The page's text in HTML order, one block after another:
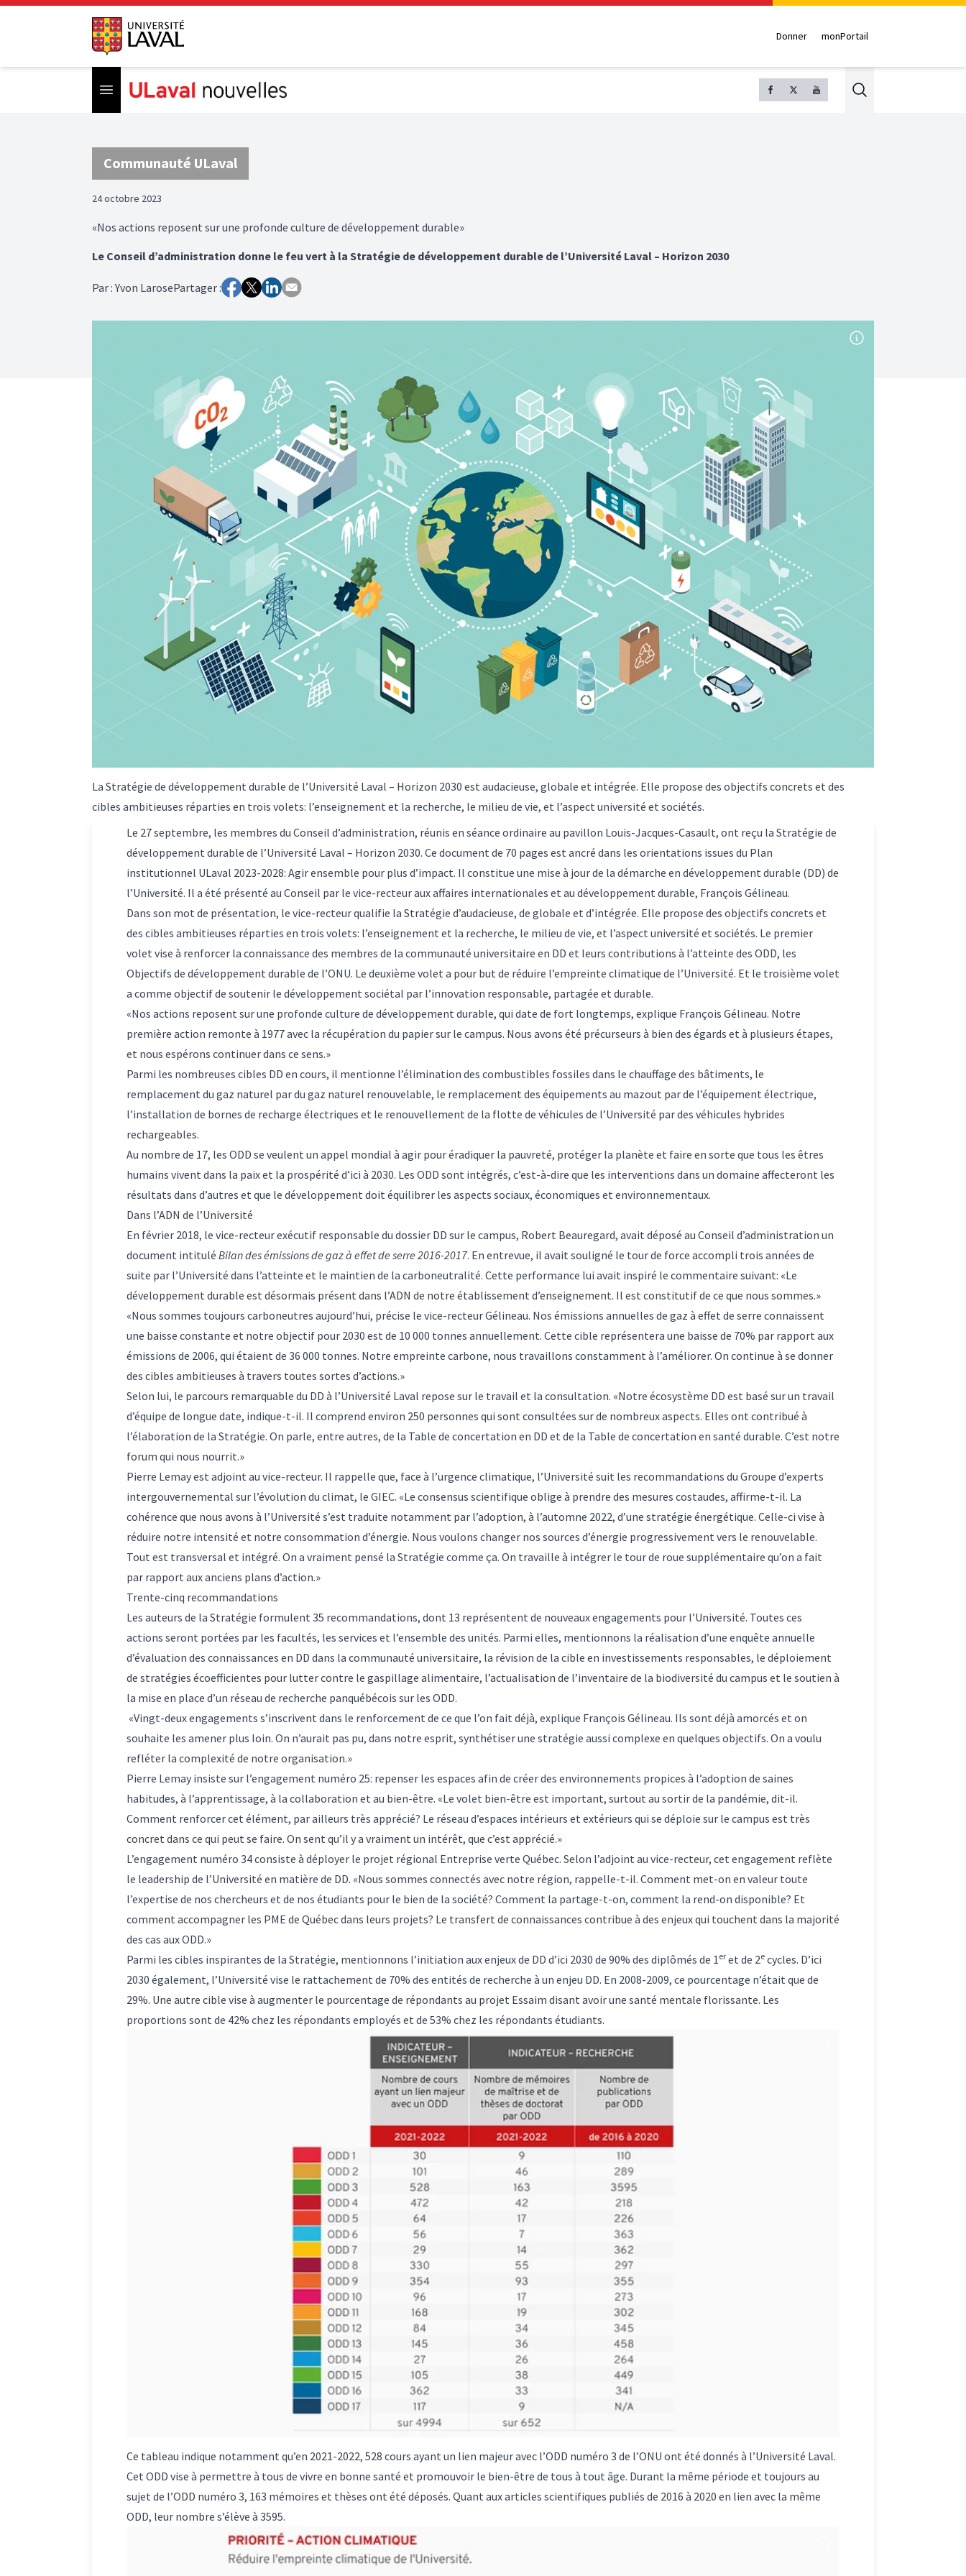
Donner monPortail
Open menu Search
Communauté ULaval
24 octobre 2023
«Nos actions reposent sur une profonde culture de développement durable»
Le Conseil d’administration donne le feu vert à la Stratégie de développement durable de l’Université Laval – Horizon 2030
Par:Yvon LarosePartager :
La Stratégie de développement durable de l’Université Laval – Horizon 2030 est audacieuse, globale et intégrée. Elle propose des objectifs concrets et des
cibles ambitieuses réparties en trois volets: l’enseignement et la recherche, le milieu de vie, et l’aspect université et sociétés.
Le 27 septembre, les membres du Conseil d’administration, réunis en séance ordinaire au pavillon Louis-Jacques-Casault, ont reçu la Stratégie de
développement durable de l’Université Laval – Horizon 2030. Ce document de 70 pages est ancré dans les orientations issues du Plan
institutionnel ULaval 2023-2028: Agir ensemble pour plus d’impact. Il constitue une mise à jour de la démarche en développement durable (DD) de
l’Université. Il a été présenté au Conseil par le vice-recteur aux affaires internationales et au développement durable, François Gélineau.
Dans son mot de présentation, le vice-recteur qualifie la Stratégie d’audacieuse, de globale et d’intégrée. Elle propose des objectifs concrets et
des cibles ambitieuses réparties en trois volets: l’enseignement et la recherche, le milieu de vie, et l’aspect université et sociétés. Le premier
volet vise à renforcer la connaissance des membres de la communauté universitaire en DD et leurs contributions à l’atteinte des ODD, les
Objectifs de développement durable de l’ONU. Le deuxième volet a pour but de réduire l’empreinte climatique de l’Université. Et le troisième volet
a comme objectif de soutenir le développement sociétal par l’innovation responsable, partagée et durable.
«Nos actions reposent sur une profonde culture de développement durable, qui date de fort longtemps, explique François Gélineau. Notre
première action remonte à 1977 avec la récupération du papier sur le campus. Nous avons été précurseurs à bien des égards et à plusieurs étapes,
et nous espérons continuer dans ce sens.»
Parmi les nombreuses cibles DD en cours, il mentionne l’élimination des combustibles fossiles dans le chauffage des bâtiments, le
remplacement du gaz naturel par du gaz naturel renouvelable, le remplacement des équipements au mazout par de l’équipement électrique,
l’installation de bornes de recharge électriques et le renouvellement de la flotte de véhicules de l’Université par des véhicules hybrides
rechargeables.
Au nombre de 17, les ODD se veulent un appel mondial à agir pour éradiquer la pauvreté, protéger la planète et faire en sorte que tous les êtres
humains vivent dans la paix et la prospérité d’ici à 2030. Les ODD sont intégrés, c’est-à-dire que les interventions dans un domaine affecteront les
résultats dans d’autres et que le développement doit équilibrer les aspects sociaux, économiques et environnementaux.
Dans l’ADN de l’Université
En février 2018, le vice-recteur exécutif responsable du dossier DD sur le campus, Robert Beauregard, avait déposé au Conseil d’administration un
document intitulé Bilan des émissions de gaz à effet de serre 2016-2017. En entrevue, il avait souligné le tour de force accompli trois années de
suite par l’Université dans l’atteinte et le maintien de la carboneutralité. Cette performance lui avait inspiré le commentaire suivant: «Le
développement durable est désormais présent dans l’ADN de notre établissement d’enseignement. Il est constitutif de ce que nous sommes.»
«Nous sommes toujours carboneutres aujourd’hui, précise le vice-recteur Gélineau. Nos émissions annuelles de gaz à effet de serre connaissent
une baisse constante et notre objectif pour 2030 est de 10 000 tonnes annuellement. Cette cible représentera une baisse de 70% par rapport aux
émissions de 2006, qui étaient de 36 000 tonnes. Notre empreinte carbone, nous travaillons constamment à l’améliorer. On continue à se donner
des cibles ambitieuses à travers toutes sortes d’actions.»
Selon lui, le parcours remarquable du DD à l’Université Laval repose sur le travail et la consultation. «Notre écosystème DD est basé sur un travail
d’équipe de longue date, indique-t-il. Il comprend environ 250 personnes qui sont consultées sur de nombreux aspects. Elles ont contribué à
l’élaboration de la Stratégie. On parle, entre autres, de la Table de concertation en DD et de la Table de concertation en santé durable. C’est notre
forum qui nous nourrit.»
Pierre Lemay est adjoint au vice-recteur. Il rappelle que, face à l’urgence climatique, l’Université suit les recommandations du Groupe d’experts
intergouvernemental sur l’évolution du climat, le GIEC. «Le consensus scientifique oblige à prendre des mesures costaudes, affirme-t-il. La
cohérence que nous avons à l’Université s’est traduite notamment par l’adoption, à l’automne 2022, d’une stratégie énergétique. Celle-ci vise à
réduire notre intensité et notre consommation d’énergie. Nous voulons changer nos sources d’énergie progressivement vers le renouvelable.
Tout est transversal et intégré. On a vraiment pensé la Stratégie comme ça. On travaille à intégrer le tour de roue supplémentaire qu’on a fait
par rapport aux anciens plans d’action.»
Trente-cinq recommandations
Les auteurs de la Stratégie formulent 35 recommandations, dont 13 représentent de nouveaux engagements pour l’Université. Toutes ces
actions seront portées par les facultés, les services et l’ensemble des unités. Parmi elles, mentionnons la réalisation d’une enquête annuelle
d’évaluation des connaissances en DD dans la communauté universitaire, la révision de la cible en investissements responsables, le déploiement
de stratégies écoefficientes pour lutter contre le gaspillage alimentaire, l’actualisation de l’inventaire de la biodiversité du campus et le soutien à
la mise en place d’un réseau de recherche panquébécois sur les ODD.
«Vingt-deux engagements s’inscrivent dans le renforcement de ce que l’on fait déjà, explique François Gélineau. Ils sont déjà amorcés et on
souhaite les amener plus loin. On n’aurait pas pu, dans notre esprit, synthétiser une stratégie aussi complexe en quelques objectifs. On a voulu
refléter la complexité de notre organisation.»
Pierre Lemay insiste sur l’engagement numéro 25: repenser les espaces afin de créer des environnements propices à l’adoption de saines
habitudes, à l’apprentissage, à la collaboration et au bien-être. «Le volet bien-être est important, surtout au sortir de la pandémie, dit-il.
Comment renforcer cet élément, par ailleurs très apprécié? Le réseau d’espaces intérieurs et extérieurs qui se déploie sur le campus est très
concret dans ce qui peut se faire. On sent qu’il y a vraiment un intérêt, que c’est apprécié.»
L’engagement numéro 34 consiste à déployer le projet régional Entreprise verte Québec. Selon l’adjoint au vice-recteur, cet engagement reflète
le leadership de l’Université en matière de DD. «Nous sommes connectés avec notre région, rappelle-t-il. Comment met-on en valeur toute
l’expertise de nos chercheurs et de nos étudiants pour le bien de la société? Comment la partage-t-on, comment la rend-on disponible? Et
comment accompagner les PME de Québec dans leurs projets? Le transfert de connaissances contribue à des enjeux qui touchent dans la majorité
des cas aux ODD.»
Parmi les cibles inspirantes de la Stratégie, mentionnons l’initiation aux enjeux de DD d’ici 2030 de 90% des diplômés de 1 er et de 2e cycles. D’ici
2030 également, l’Université vise le rattachement de 70% des entités de recherche à un enjeu DD. En 2008-2009, ce pourcentage n’était que de
29%. Une autre cible vise à augmenter le pourcentage de répondants au projet Essaim disant avoir une santé mentale florissante. Les
proportions sont de 42% chez les répondants employés et de 53% chez les répondants étudiants.
Ce tableau indique notamment qu’en 2021-2022, 528 cours ayant un lien majeur avec l’ODD numéro 3 de l’ONU ont été donnés à l’Université Laval.
Cet ODD vise à permettre à tous de vivre en bonne santé et promouvoir le bien-être de tous à tout âge. Durant la même période et toujours au
sujet de l’ODD numéro 3, 163 mémoires et thèses ont été déposés. Quant aux articles scientifiques publiés de 2016 à 2020 en lien avec la même
ODD, leur nombre s’élève à 3595.